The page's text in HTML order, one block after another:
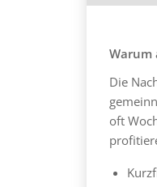
Warum
Die
oft